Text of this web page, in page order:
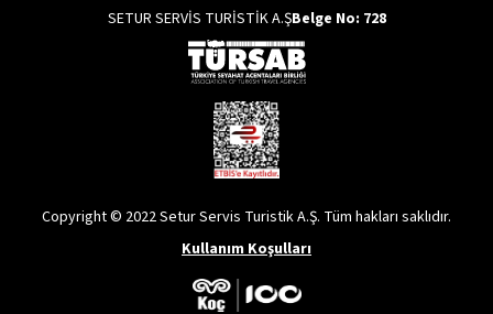
SETUR SERVİS TURİSTİK A.ŞBelge No: 728
Copyright © 2022 Setur Servis Turistik A.Ş. Tüm hakları saklıdır.
Kullanım Koşulları